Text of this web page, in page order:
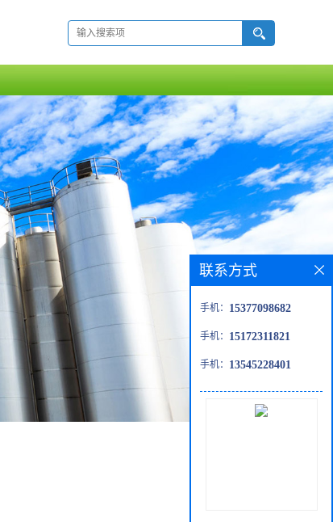
联系方式
手机： 15377098682
手机： 15172311821
手机： 13545228401